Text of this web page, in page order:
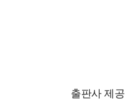
출판사 제공